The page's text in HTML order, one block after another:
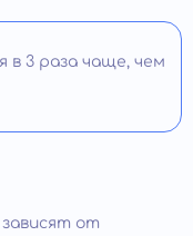
в 3 раза чаще, чем
от